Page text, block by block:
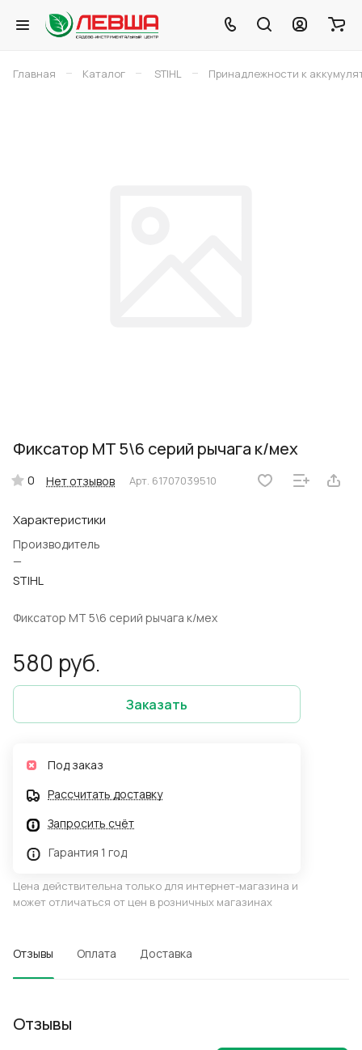
Главная – Каталог – STIHL – Принадлежности к
Фиксатор МT 5\6 серий рычага к/мех
0 Нет отзывов Арт. 61707039510
Характеристики
Производитель
—
STIHL
Фиксатор МT 5\6 серий рычага к/мех
580 руб.
Заказать
Под заказ
Рассчитать доставку
Запросить счёт
Гарантия 1 год
Цена действительна только для интернет-магазина и
может отличаться от цен в розничных магазинах
Отзывы Оплата Доставка
Отзывы